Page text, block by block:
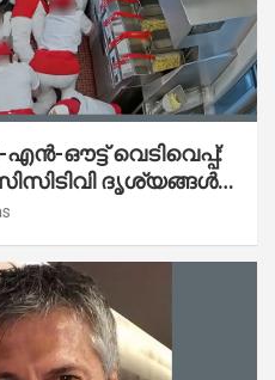
ഔട്ട് വെടിവെപ്പ്:
ദൃശ്യങ്ങൾ
കാരണം